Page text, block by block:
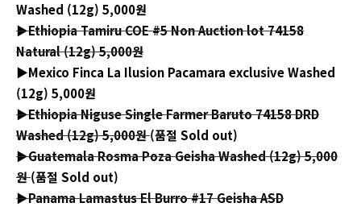
Washed (12g) 5,000원
▶Ethiopia Tamiru COE #5 Non Auction lot 74158
Natural (12g) 5,000원
▶Mexico Finca La Ilusion Pacamara exclusive Washed
(12g) 5,000원
▶Ethiopia Niguse Single Farmer Baruto 74158 DRD
Washed (12g) 5,000원 (품절 Sold out)
▶Guatemala Rosma Poza Geisha Washed (12g) 5,000
원 (품절 Sold out)
▶Panama Lamastus El Burro #17 Geisha ASD